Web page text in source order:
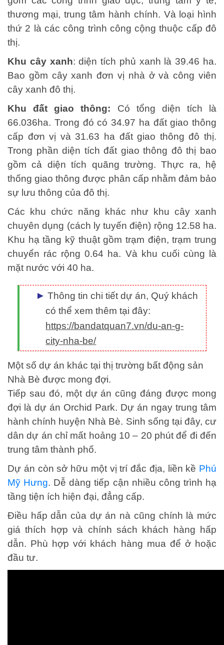
thương mại, trung tâm hành chính. Và loại hình
thứ 2 là các công trình công cộng thuộc cấp đô
thị.
Khu cây xanh: diện tích phủ xanh là 39.46 ha.
Bao gồm cây xanh đơn vị nhà ở và công viên
cây xanh đô thị.
Khu đất giao thông: Có tổng diện tích là
66.036ha. Trong đó có 34.97 ha đất giao thông
cấp đơn vị và 31.63 ha đất giao thông đô thị.
Trong phần diện tích đất giao thông đô thị bao
gồm cả diện tích quãng trường. Thực ra, hệ
thống giao thông được phân cấp nhằm đảm bảo
sự lưu thông của đô thị.
Các khu chức năng khác như khu cây xanh
chuyên dụng (cách ly tuyến điện) rộng 12.58 ha.
Khu hạ tầng kỹ thuật gồm trạm điện, trạm trung
chuyển rác rộng 0.64 ha. Và khu cuối cùng là
mặt nước với 40 ha.
Thông tin chi tiết dự án, Quý khách
có thể xem thêm tại đây:
https://bandatquan7.vn/du-an-g-
city-nha-be/
Một số dự án khác tại thị trường bất động sản
Nhà Bè được mong đợi.
Tiếp sau đó, một dự án cũng đáng được mong
đợi là dự án Orchid Park. Dự án ngay trung tâm
hành chính huyện Nhà Bè. Sinh sống tại đây, cư
dân dự án chỉ mất hoảng 10 – 20 phút để đi đến
trung tâm thành phố.
Dự án còn sở hữu một vị trí đắc địa, liền kề Phú
Mỹ Hưng. Dễ dàng tiếp cận nhiều công trình hạ
tầng tiện ích hiện đại, đẳng cấp.
Điều hấp dẫn của dự án nà cũng chính là mức
giá thích hợp và chính sách khách hàng hấp
dẫn. Phù hợp với khách hàng mua để ở hoặc
đầu tư.